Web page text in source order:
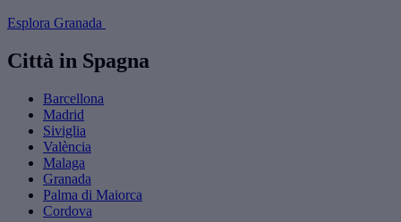
Esplora Granada
Città in Spagna
Barcellona
Madrid
Siviglia
València
Malaga
Granada
Palma di Maiorca
Cordova